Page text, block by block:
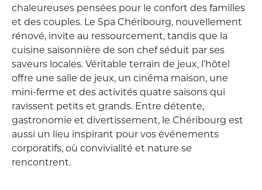
chaleureuses pensées pour le confort des familles
et des couples. Le Spa Chéribourg, nouvellement
rénové, invite au ressourcement, tandis que la
cuisine saisonnière de son chef séduit par ses
saveurs locales. Véritable terrain de jeux, l’hôtel
offre une salle de jeux, un cinéma maison, une
mini-ferme et des activités quatre saisons qui
ravissent petits et grands. Entre détente,
gastronomie et divertissement, le Chéribourg est
aussi un lieu inspirant pour vos événements
corporatifs, où convivialité et nature se
rencontrent.